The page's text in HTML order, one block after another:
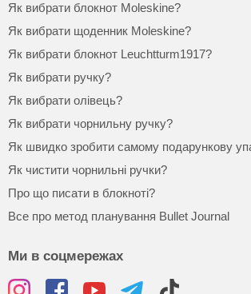
Як вибрати блокнот Moleskine?
Як вибрати щоденник Moleskine?
Як вибрати блокнот Leuchtturm1917?
Як вибрати ручку?
Як вибрати олівець?
Як вибрати чорнильну ручку?
Як швидко зробити самому подарункову
Як чистити чорнильні ручки?
Про що писати в блокноті?
Все про метод планування Bullet Journal
Ми в соцмережах